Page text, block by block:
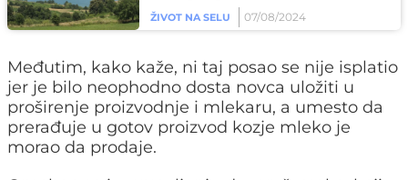
ŽIVOT NA SELU 07/08/2024
Međutim, kako kaže, ni taj posao se nije isplatio
jer je bilo neophodno dosta novca uložiti u
proširenje proizvodnje i mlekaru, a umesto da
prerađuje u gotov proizvod kozje mleko je
morao da prodaje.